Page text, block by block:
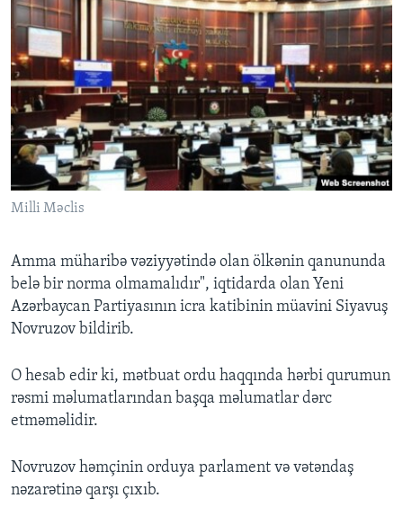
Milli Məclis
Amma müharibə vəziyyətində olan ölkənin qanununda
belə bir norma olmamalıdır", iqtidarda olan Yeni
Azərbaycan Partiyasının icra katibinin müavini Siyavuş
Novruzov bildirib.
O hesab edir ki, mətbuat ordu haqqında hərbi qurumun
rəsmi məlumatlarından başqa məlumatlar dərc
etməməlidir.
Novruzov həmçinin orduya parlament və vətəndaş
nəzarətinə qarşı çıxıb.